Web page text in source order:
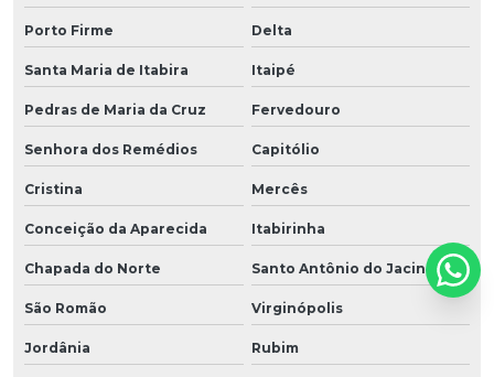
Porto Firme Delta
Santa Maria de Itabira Itaipé
Pedras de Maria da Cruz Fervedouro
Senhora dos Remédios Capitólio
Cristina Mercês
Conceição da Aparecida Itabirinha
Chapada do Norte Santo Antônio do Jacinto
São Romão Virginópolis
Jordânia Rubim